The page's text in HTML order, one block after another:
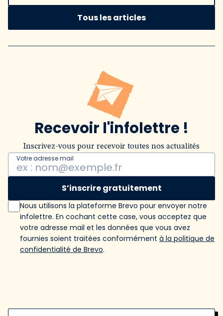
Tous les articles
Recevoir l'infolettre !
Inscrivez-vous pour recevoir toutes nos actualités
Votre adresse mail
S’inscrire gratuitement
Nous utilisons la plateforme Brevo pour envoyer notre
infolettre. En cochant cette case, vous acceptez que
votre adresse mail et les données que vous avez
fournies soient traitées conformément à la politique de
confidentialité de Brevo.